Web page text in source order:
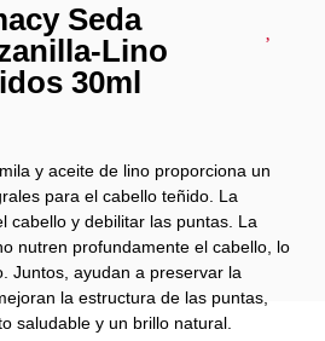
Seda
Lino
30ml
y aceite de lino proporciona un
para el cabello teñido. La
cabello y debilitar las puntas. La
nutren profundamente el cabello, lo
Juntos, ayudan a preservar la
la estructura de las puntas,
saludable y un brillo natural.